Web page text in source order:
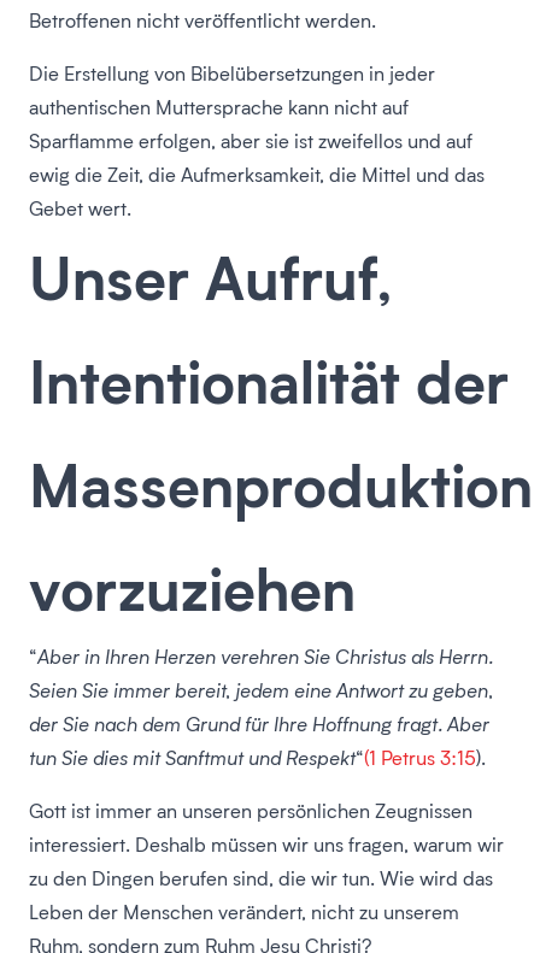
Betroffenen nicht veröffentlicht werden.
Die Erstellung von Bibelübersetzungen in jeder
authentischen Muttersprache kann nicht auf
Sparflamme erfolgen, aber sie ist zweifellos und auf
ewig die Zeit, die Aufmerksamkeit, die Mittel und das
Gebet wert.
Unser Aufruf,
Intentionalität der
Massenproduktion
vorzuziehen
“Aber in Ihren Herzen verehren Sie Christus als Herrn.
Seien Sie immer bereit, jedem eine Antwort zu geben,
der Sie nach dem Grund für Ihre Hoffnung fragt. Aber
tun Sie dies mit Sanftmut und Respekt“(1 Petrus 3:15).
Gott ist immer an unseren persönlichen Zeugnissen
interessiert. Deshalb müssen wir uns fragen, warum wir
zu den Dingen berufen sind, die wir tun. Wie wird das
Leben der Menschen verändert, nicht zu unserem
Ruhm, sondern zum Ruhm Jesu Christi?